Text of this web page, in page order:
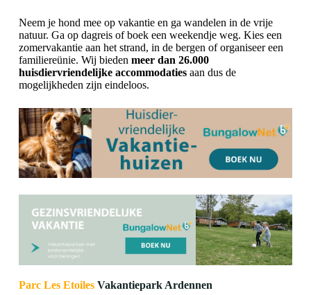
Neem je hond mee op vakantie en ga wandelen in de vrije
natuur. Ga op dagreis of boek een weekendje weg. Kies een
zomervakantie aan het strand, in de bergen of organiseer een
familiereünie. Wij bieden meer dan 26.000
huisdiervriendelijke accommodatiesaan dus de
mogelijkheden zijn eindeloos.
Parc Les EtoilesVakantiepark Ardennen